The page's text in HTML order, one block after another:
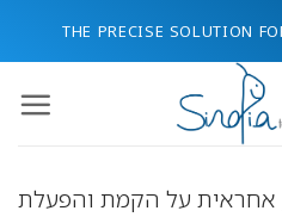
content
THE PRECISE SOLUTION
אחראית על הקמת והפעלת